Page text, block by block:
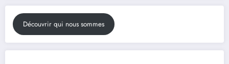
Découvrir qui nous sommes